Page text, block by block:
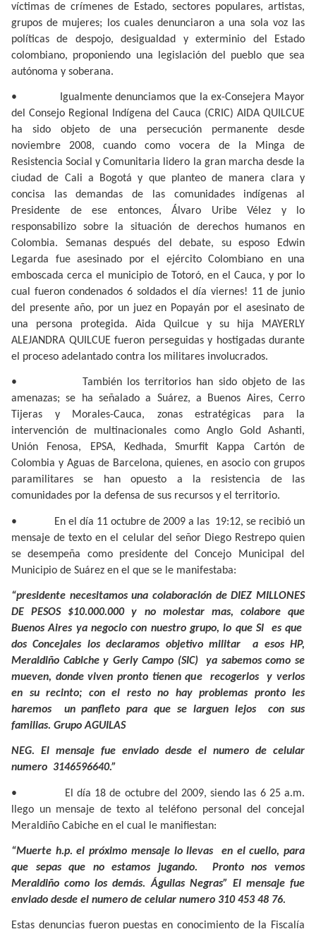
víctimas de crímenes de Estado, sectores populares, artistas,
grupos de mujeres; los cuales denunciaron a una sola voz las
políticas de despojo, desigualdad y exterminio del Estado
colombiano, proponiendo una legislación del pueblo que sea
autónoma y soberana.
•
Igualmente denunciamos que la ex-Consejera Mayor
del Consejo Regional Indígena del Cauca (CRIC) AIDA QUILCUE
ha sido objeto de una persecución permanente desde
noviembre 2008, cuando como vocera de la Minga de
Resistencia Social y Comunitaria lidero la gran marcha desde la
ciudad de Cali a Bogotá y que planteo de manera clara y
concisa las demandas de las comunidades indígenas al
Presidente de ese entonces, Álvaro Uribe Vélez y lo
responsabilizo sobre la situación de derechos humanos en
Colombia. Semanas después del debate, su esposo Edwin
Legarda fue asesinado por el ejército Colombiano en una
emboscada cerca el municipio de Totoró, en el Cauca, y por lo
cual fueron condenados 6 soldados el día viernes! 11 de junio
del presente año, por un juez en Popayán por el asesinato de
una persona protegida. Aida Quilcue y su hija MAYERLY
ALEJANDRA QUILCUE fueron perseguidas y hostigadas durante
el proceso adelantado contra los militares involucrados.
•
También los territorios han sido objeto de las
amenazas; se ha señalado a Suárez, a Buenos Aires, Cerro
Tijeras y Morales-Cauca, zonas estratégicas para la
intervención de multinacionales como Anglo Gold Ashanti,
Unión Fenosa, EPSA, Kedhada, Smurfit Kappa Cartón de
Colombia y Aguas de Barcelona, quienes, en asocio con grupos
paramilitares se han opuesto a la resistencia de las
comunidades por la defensa de sus recursos y el territorio.
• En el día 11 octubre de 2009 a las 19:12, se recibió un
mensaje de texto en el celular del señor Diego Restrepo quien
se desempeña como presidente del Concejo Municipal del
Municipio de Suárez en el que se le manifestaba:
“presidente necesitamos una colaboración de DIEZ MILLONES
DE PESOS $10.000.000 y no molestar mas, colabore que
Buenos Aires ya negocio con nuestro grupo, lo que SI
es que
dos Concejales los declaramos objetivo militar
a esos HP,
Meraldiño Cabiche y Gerly Campo (SIC)
ya sabemos como se
mueven, donde viven pronto tienen que
recogerlos
y verlos
en su recinto; con el resto no hay problemas pronto les
haremos
un panfleto para que se larguen lejos
con sus
familias. Grupo AGUILAS
NEG. El mensaje fue enviado desde el numero de celular
numero 3146596640.”
•
El día 18 de octubre del 2009, siendo las 6 25 a.m.
llego un mensaje de texto al teléfono personal del concejal
Meraldiño Cabiche en el cual le manifiestan:
“Muerte h.p. el próximo mensaje lo llevas
en el cuello, para
que sepas que no estamos jugando.
Pronto nos vemos
Meraldiño como los demás. Águilas Negras” El mensaje fue
enviado desde el numero de celular numero 310 453 48 76.
Estas denuncias fueron puestas en conocimiento de la Fiscalía